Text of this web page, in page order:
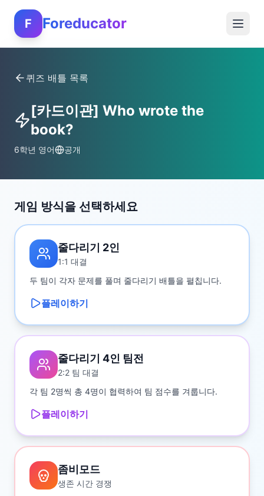
F Foreducator
퀴즈 배틀 목록
[카드이관] Who wrote the
book?
6학년 영어 공개
게임 방식을 선택하세요
줄다리기 2인
1:1 대결
두 팀이 각자 문제를 풀며 줄다리기 배틀을 펼칩니다.
플레이하기
줄다리기 4인 팀전
2:2 팀 대결
각 팀 2명씩 총 4명이 협력하여 팀 점수를 겨룹니다.
플레이하기
좀비모드
생존 시간 경쟁